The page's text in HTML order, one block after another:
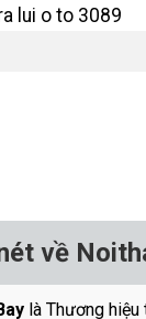
về
là Thương hiệu